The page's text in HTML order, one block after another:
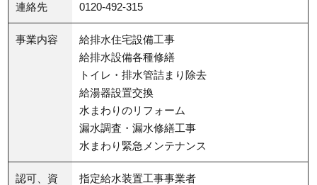
連絡先 0120-492-315
事業内容
給排水住宅設備工事
給排水設備各種修繕
トイレ・排水管詰まり除去
給湯器設置交換
水まわりのリフォーム
漏水調査・漏水修繕工事
水まわり緊急メンテナンス
認可、資
指定給水装置工事事業者